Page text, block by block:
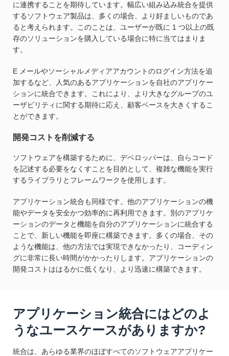
に連携することを期待しています。幅広い組み込み統合を提供
するソフトウェア製品は、多くの場合、より好ましいものであ
ると考えられます。このことは、ユーザーが既に 1 つ以上の既
存のソリューションを購入している場合に特に当てはまりま
す。
E メールやソーシャルメディアアカウントのログイン方法を追
加するなど、人気のあるアプリケーションを自社のアプリケー
ションに統合できます。これにより、より大きなグループのユ
ーザビリティに関する期待に応え、顧客ベースを大きくするこ
とができます。
開発コストを削減する
ソフトウェアを構築するために、デベロッパーは、自らコード
を記述する必要をなくすことを目的として、複雑な機能を実行
するライブラリとフレームワークを使用します。
アプリケーション統合も同様です。他のアプリケーションの機
能やデータを安全かつ効率的に再利用できます。別のアプリケ
ーションのデータと機能を自分のアプリケーションに統合する
ことで、新しい機能を即座に構築できます。多くの場合、その
ような機能は、他の方法では実現できなかったり、コーディン
グに非常に長い時間がかかったりします。アプリケーションの
開発コストははるかに低くなり、より迅速に構築できます。
アプリケーション統合にはどのよ
うなユースケースがありますか?
統合は、あらゆる業界のほぼすべてのソフトウェアアプリケー